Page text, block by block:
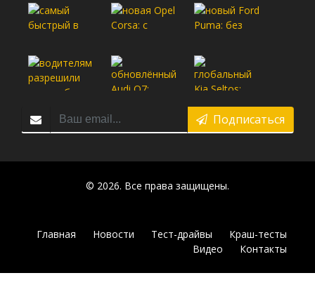
Подписаться
© 2026. Все права защищены.
Главная Новости Тест-драйвы
Краш-тесты
Видео
Контакты